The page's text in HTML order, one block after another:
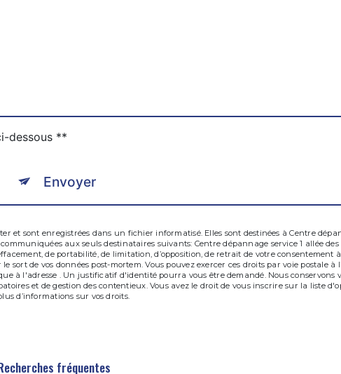
dessous **
Envoyer
et sont enregistrées dans un fichier informatisé. Elles sont destinées à Centre
aux seuls destinataires suivants: Centre dépannage service 1 allée
de portabilité, de limitation, d’opposition, de retrait de votre
de vos données post-mortem. Vous pouvez exercer ces droits par voie postale à
à l'adresse . Un justificatif d'identité pourra vous être demandé. Nous conservons
et de gestion des contentieux. Vous avez le droit de vous inscrire sur la liste
d’informations sur vos droits.
fréquentes